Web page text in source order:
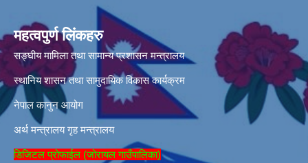
महत्वपुर्ण लिंकहरु
सङ्घीय मामिला तथा सामान्य प्रशासन मन्त्रालय
स्थानिय शासन तथा सामुदायिक विकास कार्यक्रम
नेपाल कानुन आयोग
अर्थ मन्त्रालय गृह मन्त्रालय
डिजिटल प्रोफाईल (जोरायल गाउँपालिका)